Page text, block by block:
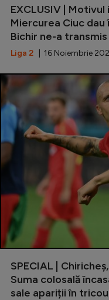
EXCLUSIV |
Miercurea Ciuc dau
Bichir ne-a transmis
Liga 2 | 16 Noiembrie
SPECIAL |
Suma colosală
sale apariții în